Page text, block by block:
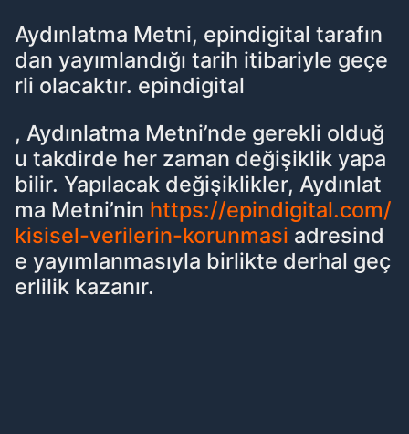
Aydınlatma Metni, epindigital tarafın
dan yayımlandığı tarih itibariyle geçe
rli olacaktır. epindigital
, Aydınlatma Metni’nde gerekli olduğ
u takdirde her zaman değişiklik yapa
bilir. Yapılacak değişiklikler, Aydınlat
ma Metni’nin https://epindigital.com/
kisisel-verilerin-korunmasi adresind
e yayımlanmasıyla birlikte derhal geç
erlilik kazanır.